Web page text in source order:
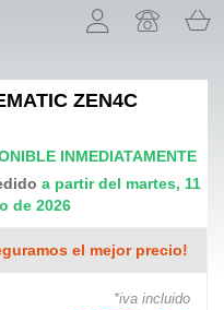
ZEN4C
INMEDIATAMENTE
a partir del martes, 11
de 2026
el mejor precio!
*iva incluido